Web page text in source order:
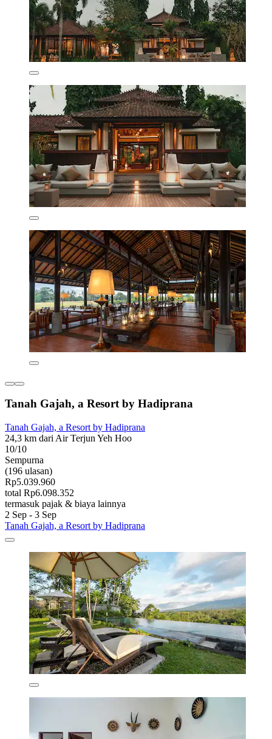
Tanah Gajah, a Resort by Hadiprana
Tanah Gajah, a Resort by Hadiprana
24,3 km dari Air Terjun Yeh Hoo
10/10
Sempurna
(196 ulasan)
Rp5.039.960
total Rp6.098.352
termasuk pajak & biaya lainnya
2 Sep - 3 Sep
Tanah Gajah, a Resort by Hadiprana